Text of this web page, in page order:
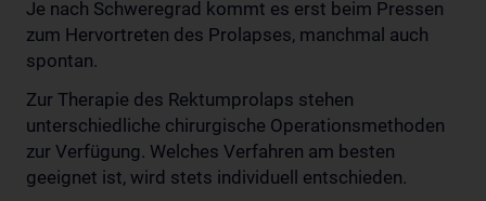
Je nach Schweregrad kommt es erst beim Pressen
zum Hervortreten des Prolapses, manchmal auch
spontan.
Zur Therapie des Rektumprolaps stehen
unterschiedliche chirurgische Operationsmethoden
zur Verfügung. Welches Verfahren am besten
geeignet ist, wird stets individuell entschieden.